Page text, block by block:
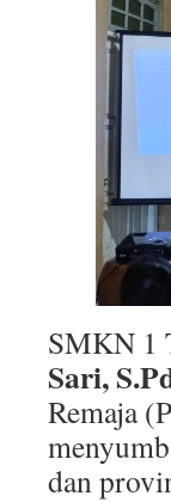
SMKN 1
Sari,
Remaja
dan